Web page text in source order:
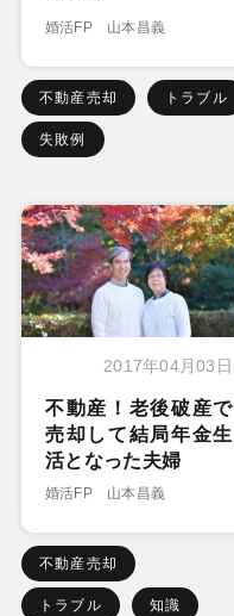
婚活FP 山本昌義
不動産売却 トラブル
失敗例
2017年04月03日
不動産！老後破産で
売却して結局年金生
活となった夫婦
婚活FP 山本昌義
不動産売却
トラブル 知識